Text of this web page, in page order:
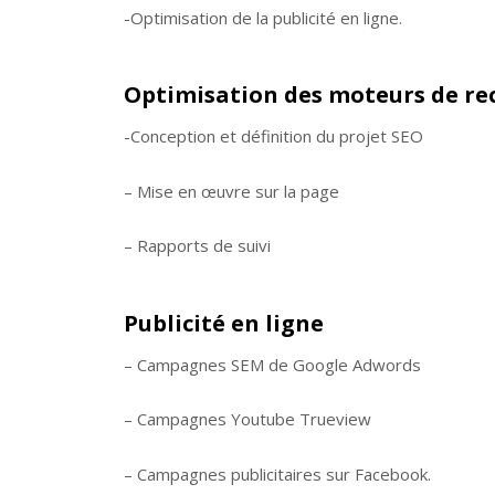
-Optimisation de la publicité en ligne.
Optimisation des moteurs de
-Conception et définition du projet SEO
– Mise en œuvre sur la page
– Rapports de suivi
Publicité en ligne
– Campagnes SEM de Google Adwords
– Campagnes Youtube Trueview
– Campagnes publicitaires sur Facebook.